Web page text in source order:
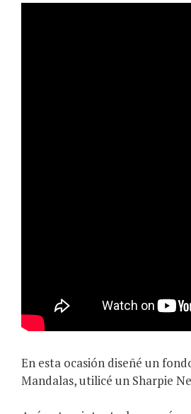
En esta ocasión diseñé un
Mandalas, utilicé un Sharpie